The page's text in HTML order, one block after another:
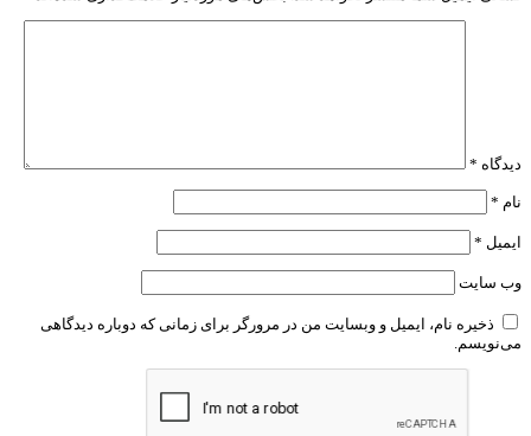
دیدگاه *
نام *
ایمیل *
وب‌ سایت
ذخیره نام، ایمیل و وبسایت من در مرورگر برای زمانی که دوباره دیدگاهی
می‌نویسم.